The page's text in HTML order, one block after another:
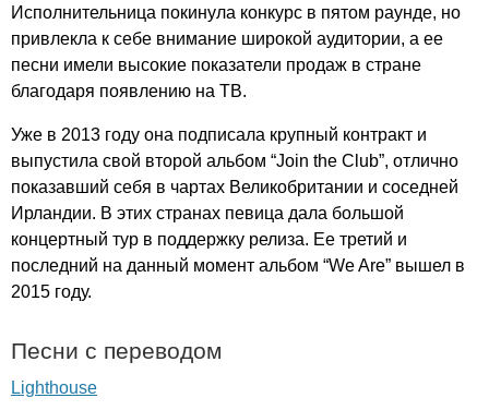
Исполнительница покинула конкурс в пятом раунде, но
привлекла к себе внимание широкой аудитории, а ее
песни имели высокие показатели продаж в стране
благодаря появлению на ТВ.
Уже в 2013 году она подписала крупный контракт и
выпустила свой второй альбом “Join the Club”, отлично
показавший себя в чартах Великобритании и соседней
Ирландии. В этих странах певица дала большой
концертный тур в поддержку релиза. Ее третий и
последний на данный момент альбом “WeAre” вышел в
2015 году.
Песни с переводом
Lighthouse